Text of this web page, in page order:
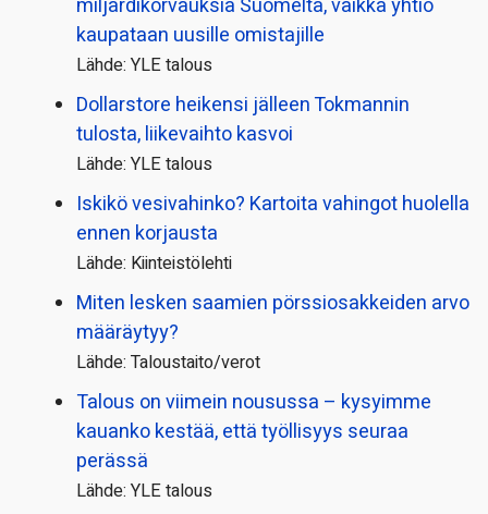
miljardi­korvauksia Suomelta, vaikka yhtiö
kaupataan uusille omistajille
Lähde: YLE talous
Dollarstore heikensi jälleen Tokmannin
tulosta, liikevaihto kasvoi
Lähde: YLE talous
Iskikö vesivahinko? Kartoita vahingot huolella
ennen korjausta
Lähde: Kiinteistölehti
Miten lesken saamien pörssi­osakkeiden arvo
määräytyy?
Lähde: Taloustaito/verot
Talous on viimein nousussa – kysyimme
kauanko kestää, että työllisyys seuraa
perässä
Lähde: YLE talous